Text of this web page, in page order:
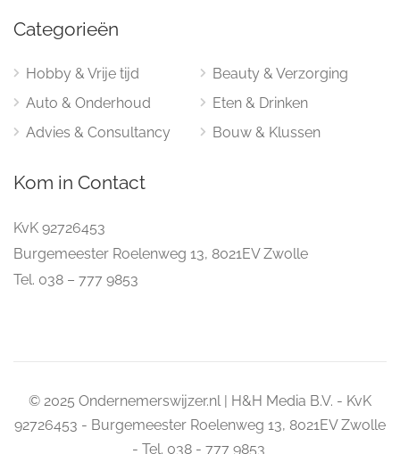
Categorieën
Hobby & Vrije tijd
Auto & Onderhoud
Advies & Consultancy
Beauty & Verzorging
Eten & Drinken
Bouw & Klussen
Kom in Contact
KvK 92726453
Burgemeester Roelenweg 13, 8021EV Zwolle
Tel. 038 – 777 9853
© 2025 Ondernemerswijzer.nl | H&H Media B.V. - KvK
92726453 - Burgemeester Roelenweg 13, 8021EV Zwolle
- Tel. 038 - 777 9853